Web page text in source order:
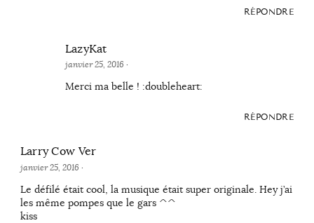
RÉPONDRE
LazyKat
janvier 25, 2016 ·
Merci ma belle ! :doubleheart:
RÉPONDRE
Larry Cow Ver
janvier 25, 2016 ·
Le défilé était cool, la musique était super originale. Hey j’ai
les même pompes que le gars ^^
kiss